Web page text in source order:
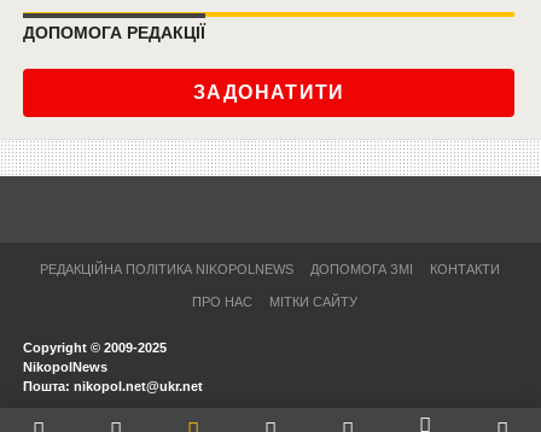
ДОПОМОГА РЕДАКЦІЇ
ЗАДОНАТИТИ
РЕДАКЦІЙНА ПОЛІТИКА NIKOPOLNEWS ДОПОМОГА ЗМІ КОНТАКТИ
ПРО НАС МІТКИ САЙТУ
Copyright © 2009-2025
NikopolNews
Пошта: nikopol.net@ukr.net